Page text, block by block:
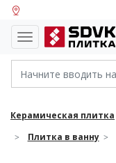
Керамическая плитка
Плитка в ванну